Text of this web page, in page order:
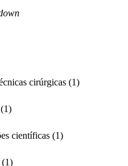
cirúrgicas (1)
científicas (1)
(1)